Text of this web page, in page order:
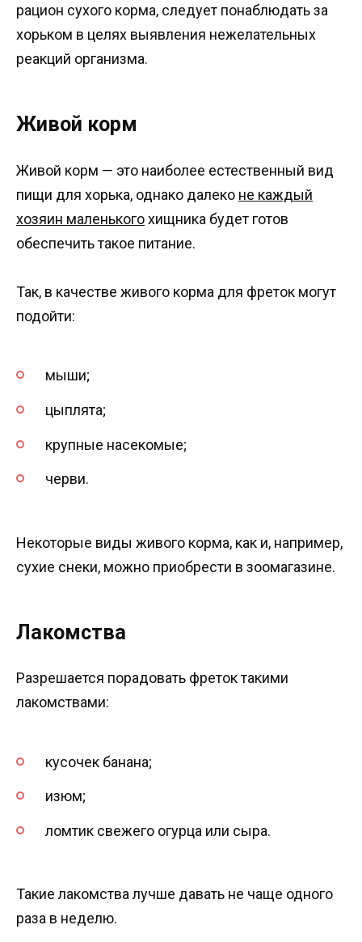
рацион сухого корма, следует понаблюдать за
хорьком в целях выявления нежелательных
реакций организма.
Живой корм
Живой корм — это наиболее естественный вид
пищи для хорька, однако далеко не каждый
хозяин маленькогохищника будет готов
обеспечить такое питание.
Так, в качестве живого корма для фреток могут
подойти:
мыши;
цыплята;
крупные насекомые;
черви.
Некоторые виды живого корма, как и, например,
сухие снеки, можно приобрести в зоомагазине.
Лакомства
Разрешается порадовать фреток такими
лакомствами:
кусочек банана;
изюм;
ломтик свежего огурца или сыра.
Такие лакомства лучше давать не чаще одного
раза в неделю.